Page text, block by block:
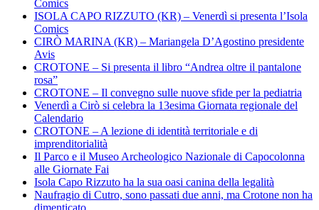
Comics
ISOLA CAPO RIZZUTO (KR) – Venerdì si presenta l’Isola
Comics
CIRÒ MARINA (KR) – Mariangela D’Agostino presidente
Avis
CROTONE – Si presenta il libro “Andrea oltre il pantalone
rosa”
CROTONE – Il convegno sulle nuove sfide per la pediatria
Venerdì a Cirò si celebra la 13esima Giornata regionale del
Calendario
CROTONE – A lezione di identità territoriale e di
imprenditorialità
Il Parco e il Museo Archeologico Nazionale di Capocolonna
alle Giornate Fai
Isola Capo Rizzuto ha la sua oasi canina della legalità
Naufragio di Cutro, sono passati due anni, ma Crotone non ha
dimenticato